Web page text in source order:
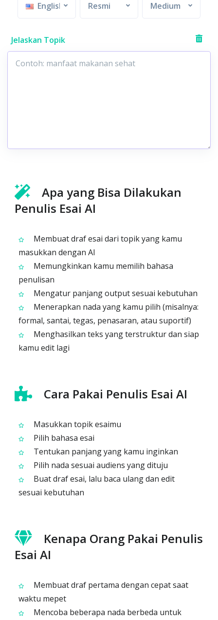
English Resmi Medium
Jelaskan Topik
Apa yang Bisa Dilakukan
Penulis Esai AI
Membuat draf esai dari topik yang kamu
masukkan dengan AI
Memungkinkan kamu memilih bahasa
penulisan
Mengatur panjang output sesuai kebutuhan
Menerapkan nada yang kamu pilih (misalnya:
formal, santai, tegas, penasaran, atau suportif)
Menghasilkan teks yang terstruktur dan siap
kamu edit lagi
Cara Pakai Penulis Esai AI
Masukkan topik esaimu
Pilih bahasa esai
Tentukan panjang yang kamu inginkan
Pilih nada sesuai audiens yang dituju
Buat draf esai, lalu baca ulang dan edit
sesuai kebutuhan
Kenapa Orang Pakai Penulis
Esai AI
Membuat draf pertama dengan cepat saat
waktu mepet
Mencoba beberapa nada berbeda untuk